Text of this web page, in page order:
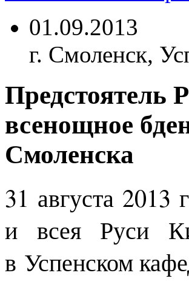
01.09.2013
г. Смоленск,
Предстоятель
всенощное
Смоленска
31 августа
и всея Руси
в Успенском